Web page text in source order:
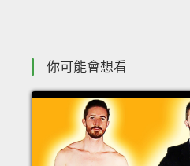
你可能會想看